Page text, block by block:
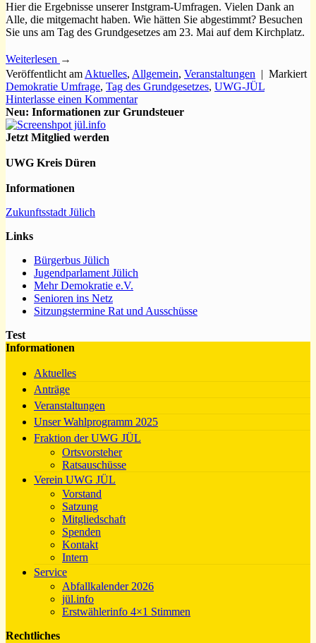
Hier die Ergebnisse unserer Instgram-Umfragen. Vielen Dank an
Alle, die mitgemacht haben. Wie hätten Sie abgestimmt? Besuchen
Sie uns am Tag des Grundgesetzes am 23. Mai auf dem Kirchplatz.
Weiterlesen →
Veröffentlicht am Aktuelles, Allgemein, Veranstaltungen | Markiert
Demokratie Umfrage, Tag des Grundgesetzes, UWG-JÜL
Hinterlasse einen Kommentar
Neu: Informationen zur Grundsteuer
Jetzt Mitglied werden
UWG Kreis Düren
Informationen
Zukunftsstadt Jülich
Links
Bürgerbus Jülich
Jugendparlament Jülich
Mehr Demokratie e.V.
Senioren ins Netz
Sitzungstermine Rat und Ausschüsse
Test
Informationen
Aktuelles
Anträge
Veranstaltungen
Unser Wahlprogramm 2025
Fraktion der UWG JÜL
Ortsvorsteher
Ratsauschüsse
Verein UWG JÜL
Vorstand
Satzung
Mitgliedschaft
Spenden
Kontakt
Intern
Service
Abfallkalender 2026
jül.info
Erstwählerinfo 4×1 Stimmen
Rechtliches